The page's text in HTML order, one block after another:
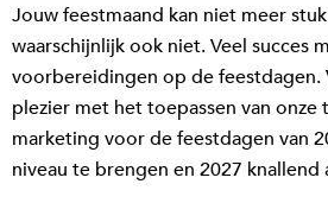
Jouw feestmaand kan niet meer
waarschijnlijk ook niet. Veel succes
voorbereidingen op de feestdagen.
plezier met het toepassen van
marketing voor de feestdagen van
niveau te brengen en 2027